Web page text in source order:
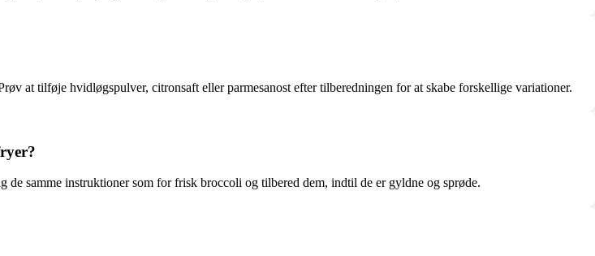
at tilføje hvidløgspulver, citronsaft eller parmesanost efter tilberedningen for at skabe forskellige variationer.
samme instruktioner som for frisk broccoli og tilbered dem, indtil de er gyldne og sprøde.